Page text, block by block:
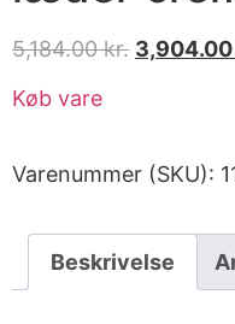
5,184.00kr. 3,904.00
Køb vare
Varenummer (SKU):
Beskrivelse